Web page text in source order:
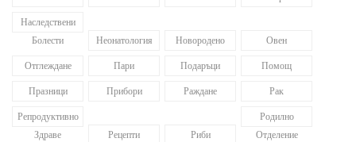
Наследствени
Болести
Неонатология Новородено Овен
Отглеждане Пари Подаръци Помощ
Празници Прибори Раждане Рак
Репродуктивно
Здраве
Рецепти Риби
Родилно
Отделение